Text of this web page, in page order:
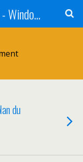
Windows 11 - Windows 10 - Windows 8 - Windows 7 - VISTA
du